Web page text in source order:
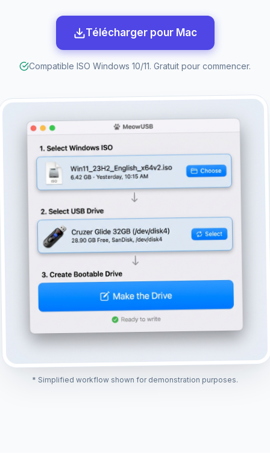
Télécharger pour Mac
Compatible ISO Windows 10/11. Gratuit pour commencer.
* Simplified workflow shown for demonstration purposes.